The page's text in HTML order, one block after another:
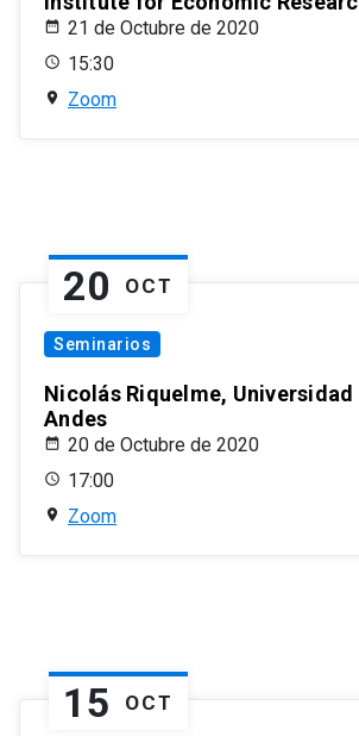
21 de Octubre de 2020
15:30
Zoom
20 OCT
Seminarios
Nicolás Riquelme, Universidad
Andes
20 de Octubre de 2020
17:00
Zoom
15 OCT